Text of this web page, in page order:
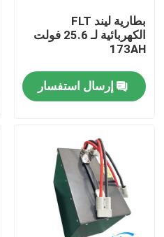
بيت
معلومات عنا
جولة في المعمل
بطارية ليند FLT
الكهربائية لـ 25.6 فولت
173AH
إرسال استفسار